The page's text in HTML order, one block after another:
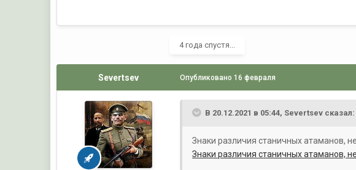
4 года спустя...
Severtsev Опубликовано16 февраля
В 20.12.2021 в 05:44, Severtsev сказал:
Знаки различия станичных атаманов,
Знаки различия станичных атаманов,